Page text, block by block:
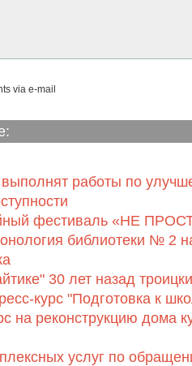
via e-mail
работы по
фестиваль «НЕ
библиотеки № 2
30 лет назад
курс "Подготовка к
на реконструкцию дома
услуг по